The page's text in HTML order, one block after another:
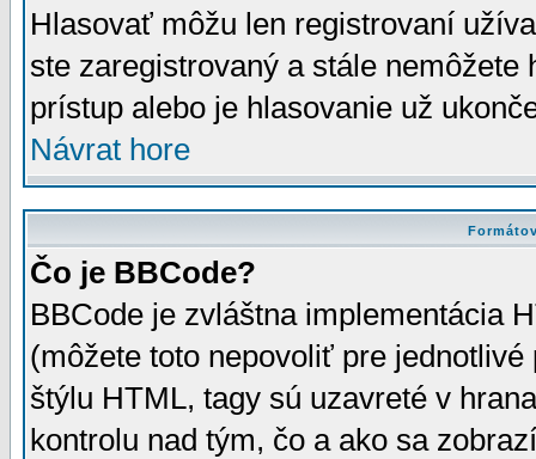
Hlasovať môžu len registrovaní
ste zaregistrovaný a stále
prístup alebo je hlasovanie už
Návrat hore
Čo je BBCode?
BBCode je zvláštna implementácia
(môžete toto nepovoliť pre
štýlu HTML, tagy sú uzavreté v
kontrolu nad tým, čo a ako sa